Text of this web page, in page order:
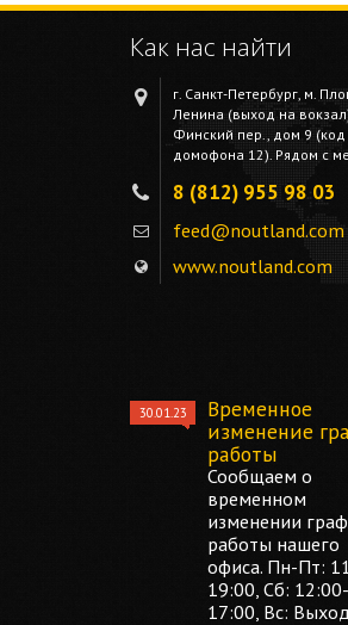
Как нас найти
г. Санкт-Петербург, м.
Ленина (выход на
Финский пер., дом 9 (код
домофона 12). Рядом с
8 (812) 955 98 03
feed@noutland.com
www.noutland.com
30.01.23
Временное
изменение
работы
Сообщаем о
временном
изменении
работы нашего
офиса. Пн-Пт:
19:00, Сб: 12:00-
17:00, Вс: